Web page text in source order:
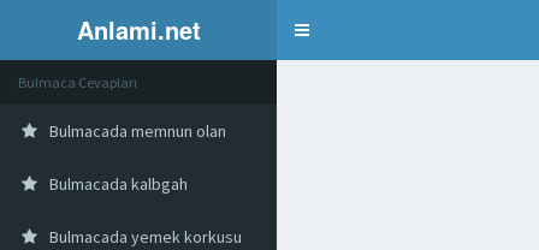
Anlami.net Bulmaca
Bulmaca Cevapları
Bulmacada memnun olan
Bulmacada kalbgah
Bulmacada yemek korkusu